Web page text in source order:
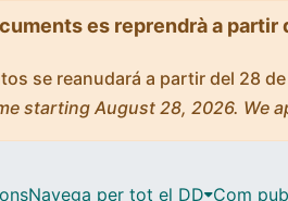
es reprendrà a
se reanudará a partir del 28
starting August 28, 2026. We
Navega per tot el DD Com